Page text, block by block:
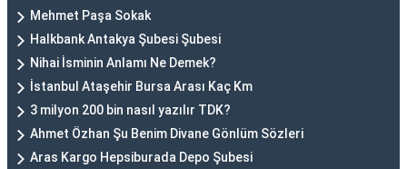
Mehmet Paşa Sokak
Halkbank Antakya Şubesi Şubesi
Nihai İsminin Anlamı Ne Demek?
İstanbul Ataşehir Bursa Arası Kaç Km
3 milyon 200 bin nasıl yazılır TDK?
Ahmet Özhan Şu Benim Divane Gönlüm Sözleri
Aras Kargo Hepsiburada Depo Şubesi